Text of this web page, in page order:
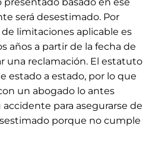
será desestimado. Por
limitaciones aplicable es
años a partir de la fecha de
una reclamación. El estatuto
estado a estado, por lo que
un abogado lo antes
para asegurarse de
porque no cumple